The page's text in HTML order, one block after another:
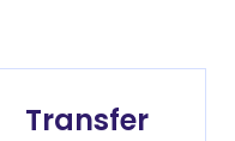
Transfer